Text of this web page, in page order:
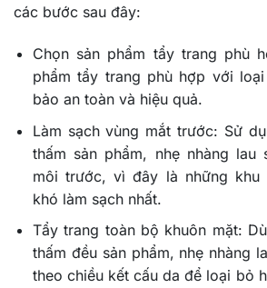
các bước sau đây:
Chọn sản phẩm tẩy trang phù
phẩm tẩy trang phù hợp với
bảo an toàn và hiệu quả.
Làm sạch vùng mắt trước: Sử
thấm sản phẩm, nhẹ nhàng lau
môi trước, vì đây là những khu
khó làm sạch nhất.
Tẩy trang toàn bộ khuôn mặt:
thấm đều sản phẩm, nhẹ nhàng
theo chiều kết cấu da để loại bỏ